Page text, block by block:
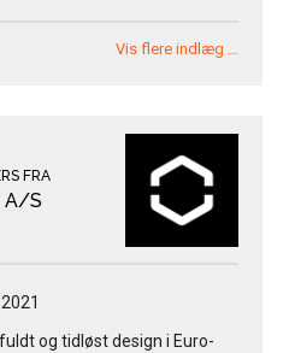
Vis flere indlæg …
FRA
A/S
og tidløst design i Euro-